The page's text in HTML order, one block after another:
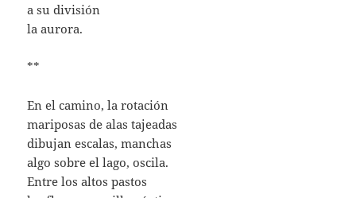
a su división
la aurora.
**
En el camino, la rotación
mariposas de alas tajeadas
dibujan escalas, manchas
algo sobre el lago, oscila.
Entre los altos pastos